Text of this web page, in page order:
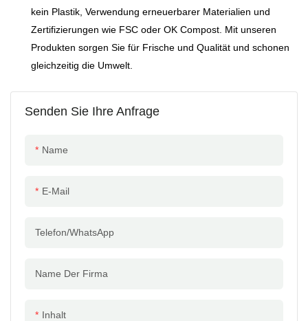
Senden Sie Ihre Anfrage
Name
E-Mail
Telefon/WhatsApp
Name Der Firma
Inhalt
kein Plastik, Verwendung erneuerbarer Materialien und
Zertifizierungen wie FSC oder OK Compost. Mit unseren
Produkten sorgen Sie für Frische und Qualität und schonen
gleichzeitig die Umwelt.